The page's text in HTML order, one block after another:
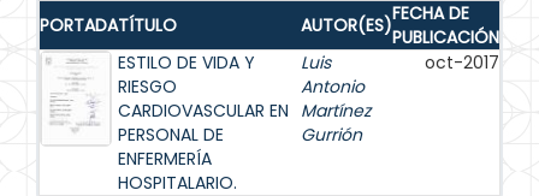
PORTADATÍTULO AUTOR(ES)FECHA DE
PUBLICACIÓN
ESTILO DE VIDA Y
RIESGO
CARDIOVASCULAR EN
PERSONAL DE
ENFERMERÍA
HOSPITALARIO.
Luis
Antonio
Martínez
Gurrión
oct-2017